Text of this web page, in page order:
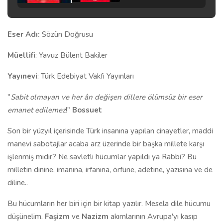
Eser Adı: Sözün Doğrusu
Müellifi: Yavuz Bülent Bakiler
Yayınevi: Türk Edebiyat Vakfı Yayınları
"Sabit olmayan ve her ân değişen dillere ölümsüz bir eser
emanet edilemez!" Bossuet
Son bir yüzyıl içerisinde Türk insanına yapılan cinayetler, maddi
manevi sabotajlar acaba arz üzerinde bir başka millete karşı
işlenmiş midir? Ne savletli hücumlar yapıldı ya Rabbi? Bu
milletin dinine, imanına, irfanına, örfüne, adetine, yazısına ve de
diline..
Bu hücumların her biri için bir kitap yazılır. Mesela dile hücumu
düşünelim. Faşizm ve Nazizm akımlarının Avrupa'yı kasıp